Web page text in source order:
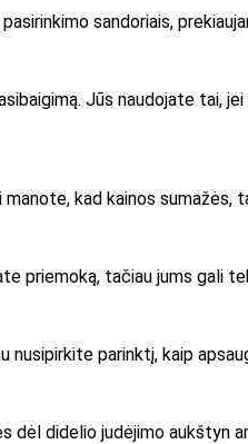
sandoriais,
Jūs naudojate tai,
kad kainos
priemoką, tačiau jums gali
parinktį, kaip
didelio judėjimo aukštyn